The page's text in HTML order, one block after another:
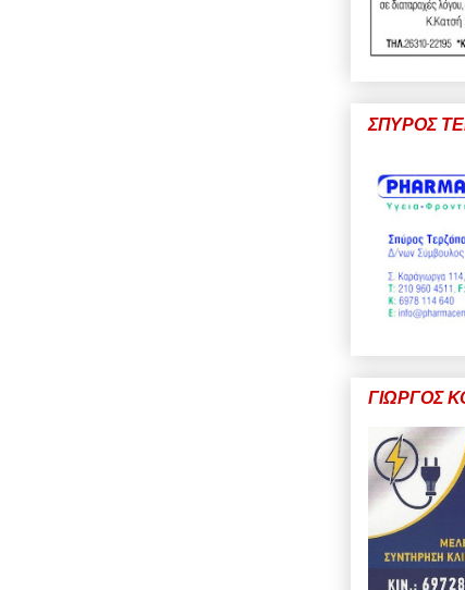
ΣΠΥΡΟΣ
ΓΙΩΡΓΟΣ